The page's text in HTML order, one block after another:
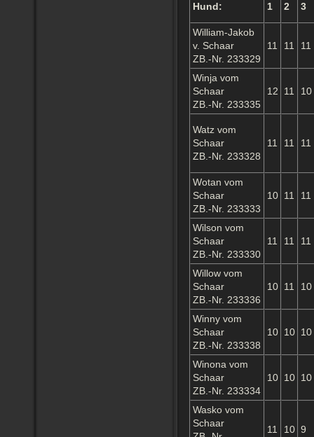
Hund: 1 2 3
William-Jakob
v. Schaar
ZB.-Nr. 233329
11 11 11
Winja vom
Schaar
ZB.-Nr. 233335
12 11 10
Watz vom
Schaar
ZB.-Nr. 233328
11 11 11
Wotan vom
Schaar
ZB.-Nr. 233333
10 11 11
Wilson vom
Schaar
ZB.-Nr. 233330
11 11 11
Willow vom
Schaar
ZB.-Nr. 233336
10 11 10
Winny vom
Schaar
ZB.-Nr. 233338
10 10 10
Winona vom
Schaar
ZB.-Nr. 233334
10 10 10
Wasko vom
Schaar
11 10 9